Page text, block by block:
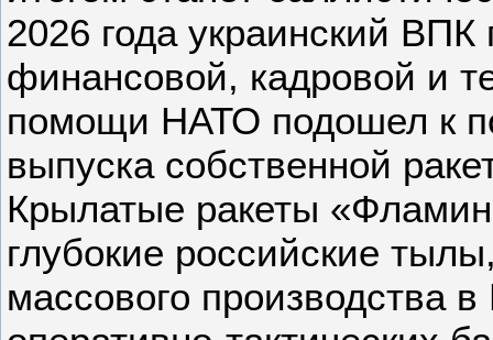
2026 года украинский ВПК
финансовой, кадровой и
помощи НАТО подошел к
выпуска собственной
Крылатые ракеты
глубокие российские
массового производства